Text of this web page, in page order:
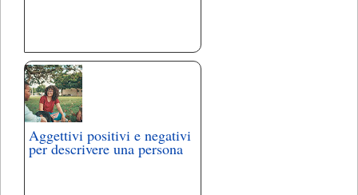
Aggettivi positivi e negativi
per descrivere una persona